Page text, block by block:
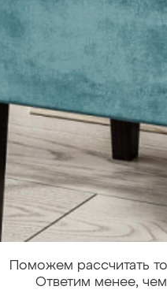
Поможем рассчитать
Ответим менее,